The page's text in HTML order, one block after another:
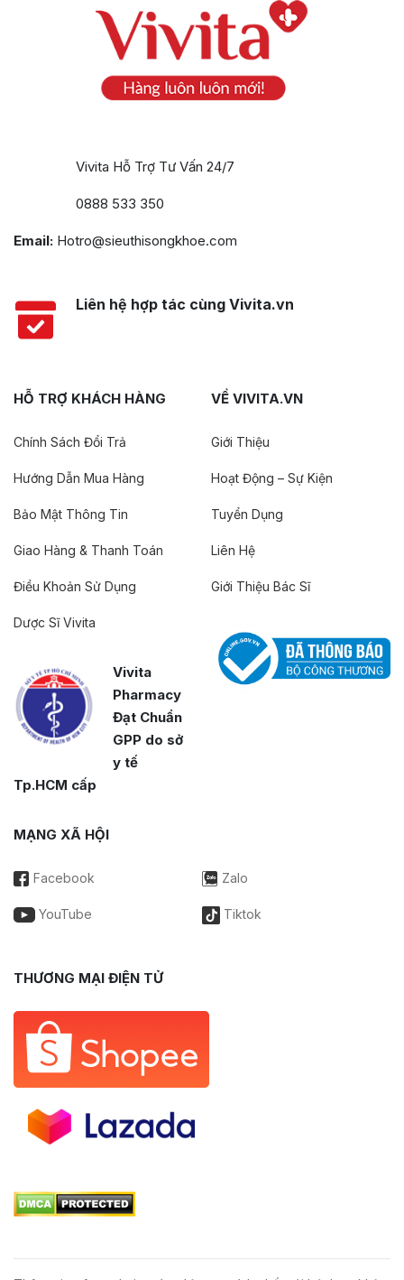
Vivita Hỗ Trợ Tư Vấn 24/7
0888 533 350
Email: Hotro@sieuthisongkhoe.com
Liên hệ hợp tác cùng Vivita.vn
HỖ TRỢ KHÁCH HÀNG
Chính Sách Đổi Trả
Hướng Dẫn Mua Hàng
Bảo Mật Thông Tin
Giao Hàng & Thanh Toán
Điều Khoản Sử Dụng
Dược Sĩ Vivita
Vivita
Pharmacy
Đạt Chuẩn
GPP do sở
y tế
Tp.HCM cấp
VỀ VIVITA.VN
Giới Thiệu
Hoạt Động – Sự Kiện
Tuyển Dụng
Liên Hệ
Giới Thiệu Bác Sĩ
MẠNG XÃ HỘI
Facebook Zalo
YouTube Tiktok
THƯƠNG MẠI ĐIỆN TỬ